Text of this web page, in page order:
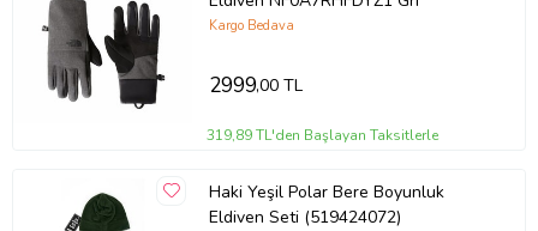
Kargo Bedava
2999,00 TL
319,89 TL'den Başlayan Taksitlerle
Haki Yeşil Polar Bere Boyunluk
Eldiven Seti (519424072)